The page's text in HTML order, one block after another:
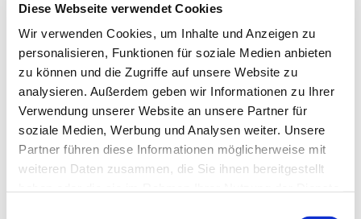
Diese Webseite verwendet Cookies
Wir verwenden Cookies, um Inhalte und Anzeigen zu
personalisieren, Funktionen für soziale Medien anbieten
zu können und die Zugriffe auf unsere Website zu
analysieren. Außerdem geben wir Informationen zu Ihrer
Verwendung unserer Website an unsere Partner für
soziale Medien, Werbung und Analysen weiter. Unsere
Partner führen diese Informationen möglicherweise mit
weiteren Daten zusammen, die Sie ihnen bereitgestellt
den Nachmittag mit einer Mittagsruhe.
Anschließend gab es eine thematische geistliche
Aufgabe. Unseren Glaubensweg noch einmal
nachzuvollziehen, die Geschichte unseres
Glaubens in Familie und Kirche.